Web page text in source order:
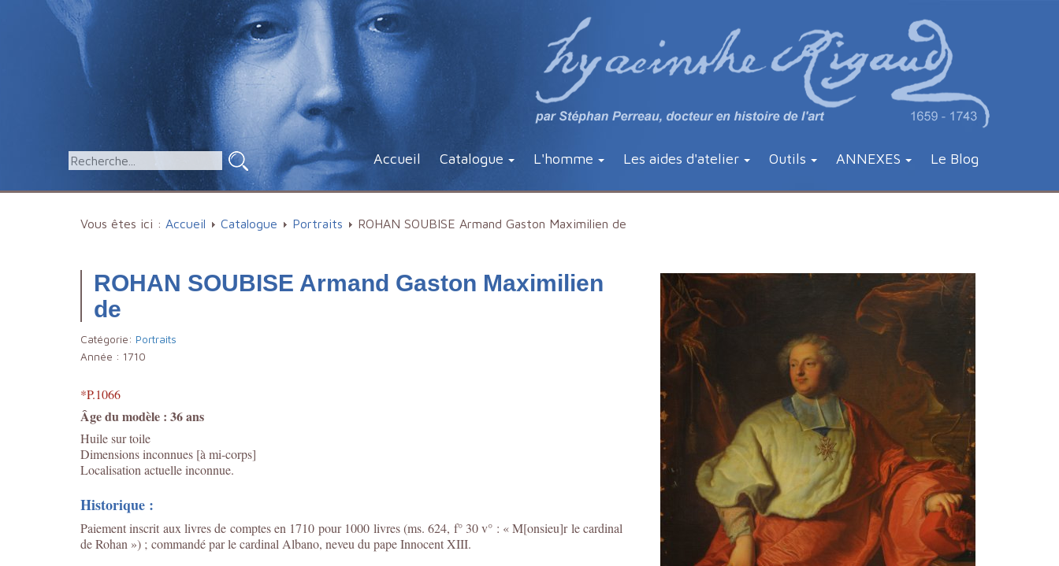
Accueil Catalogue L'homme Les aides d'atelier Outils ANNEXES Le Blog
Vous êtes ici : Accueil Catalogue Portraits ROHAN SOUBISE Armand Gaston Maximilien de
ROHAN SOUBISE Armand Gaston Maximilien
de
Catégorie: Portraits
Année : 1710
*P.1066
Âge du modèle : 36 ans
Huile sur toile
Dimensions inconnues [à mi-corps]
Localisation actuelle inconnue.
Historique :
Paiement inscrit aux livres de comptes en 1710 pour 1000 livres (ms. 624, f° 30 v° : « M[onsieu]r le cardinal
de Rohan ») ; commandé par le cardinal Albano, neveu du pape Innocent XIII.